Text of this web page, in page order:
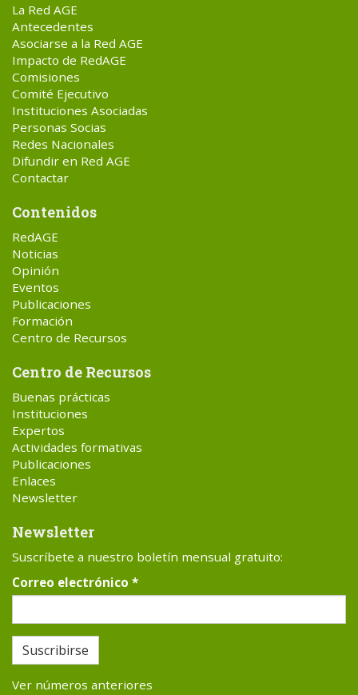
La Red AGE
Antecedentes
Asociarse a la Red AGE
Impacto de RedAGE
Comisiones
Comité Ejecutivo
Instituciones Asociadas
Personas Socias
Redes Nacionales
Difundir en Red AGE
Contactar
Contenidos
RedAGE
Noticias
Opinión
Eventos
Publicaciones
Formación
Centro de Recursos
Centro de Recursos
Buenas prácticas
Instituciones
Expertos
Actividades formativas
Publicaciones
Enlaces
Newsletter
Newsletter
Suscríbete a nuestro boletín mensual gratuito:
Correo electrónico *
Suscribirse
Ver números anteriores